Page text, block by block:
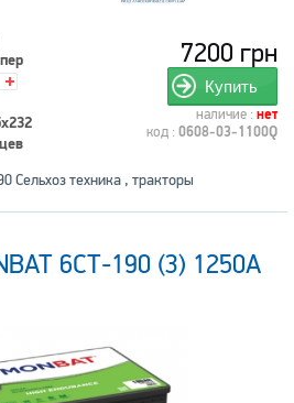
7200 грн
Купить
наличие : нет
код : 0608-03-1100Q
Сельхоз техника , тракторы
6СТ-190 (3) 1250А